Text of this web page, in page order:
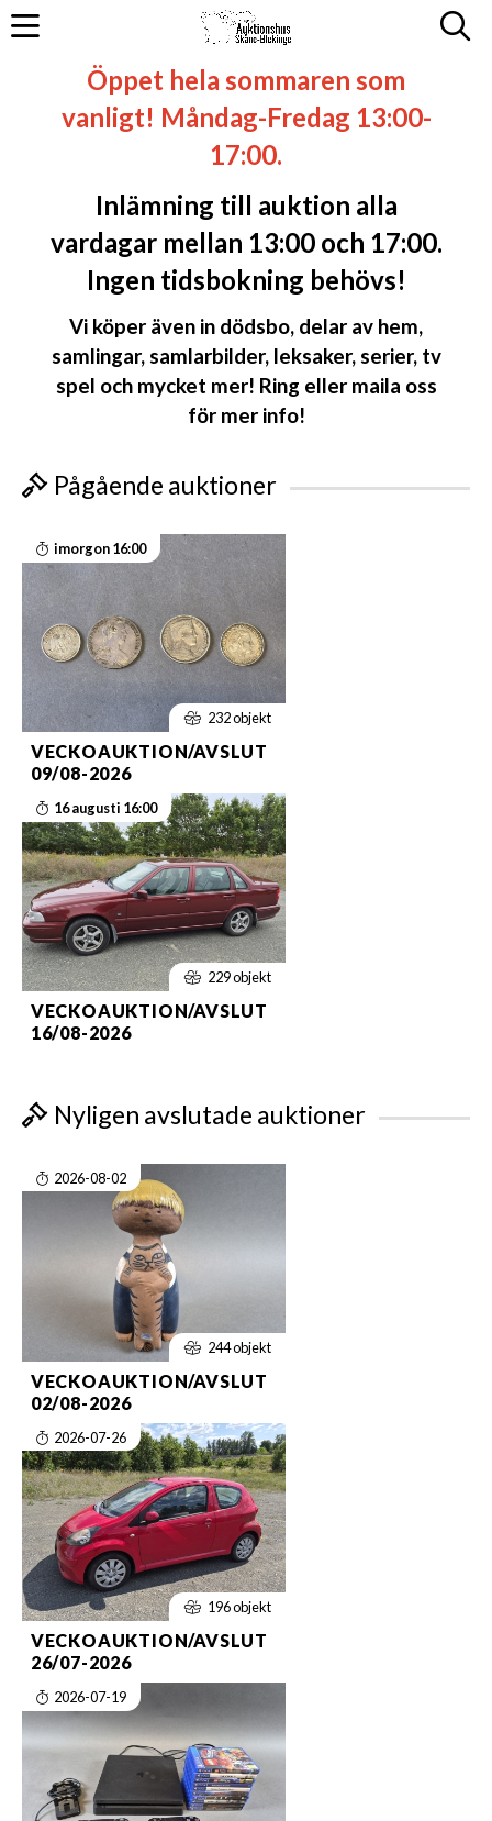
Öppet hela sommaren som
vanligt! Måndag-Fredag 13:00-
17:00.
Inlämning till auktion alla
vardagar mellan 13:00 och 17:00.
Ingen tidsbokning behövs!
Vi köper även in dödsbo, delar av hem,
samlingar, samlarbilder, leksaker, serier, tv
spel och mycket mer! Ring eller maila oss
för mer info!
Pågående auktioner
imorgon 16:00
232 objekt
VECKOAUKTION/AVSLUT
09/08-2026
16 augusti 16:00
229 objekt
VECKOAUKTION/AVSLUT
16/08-2026
Nyligen avslutade auktioner
2026-08-02
244 objekt
VECKOAUKTION/AVSLUT
02/08-2026
2026-07-26
196 objekt
VECKOAUKTION/AVSLUT
26/07-2026
2026-07-19